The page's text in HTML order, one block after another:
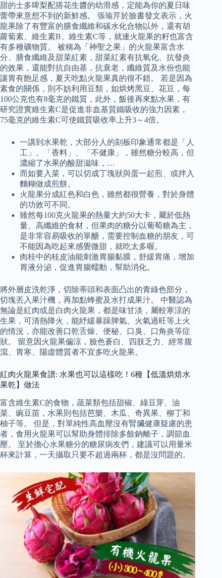
甜的士多啤梨配搭花生醬的幼滑感，定能為你的夏日味
蕾帶來意想不到的新鮮感。 張瑜芹於臉書發文表示，火
龍果除了有豐富的膳食纖維和碳水化合物以外，還有胡
蘿蔔素、維生素B、維生素C等，就連火龍果的籽也富含
有多種礦物質。 被稱為「神聖之果」的火龍果富含水
分、膳食纖維及甜菜紅素，甜菜紅素有抗氧化、抗發炎
的效果，還能對抗自由基，抗衰老，纖維質及水份也能
讓胃有飽足感，夏天吃點火龍果真的很不錯。 若是因為
素食的關係，則不妨利用豆類，如烘烤黑豆、花豆，每
100公克也有8毫克的鐵質，此外，飯後再來點水果，有
研究證實維生素C是促進非血基質鐵吸收的強力因素，
75毫克的維生素C可使鐵質吸收率上升3～4倍。
一講到水果乾，大部分人的刻板印象通常都是「人
工」、「香料」、「不健康」，雖然糖分較高，但
濃縮了水果的酸甜滋味，…
而如要入菜，可以切成丁塊狀與蛋一起煎、或拌入
麵糊做成煎餅。
火龍果分成紅色和白色，雖然都很營養，對於身體
的功效可不同。
雖然每100克火龍果的熱量大約50大卡，屬於低熱
量、高纖維的食材，但果肉的糖分以葡萄糖為主，
是非常容易吸收的單醣，需要控制血糖的朋友，可
不能因為吃起來感覺微甜，就吃太多喔。
肉桂中的桂皮油能刺激胃腸黏膜，舒緩胃痛，增加
胃液分泌，促進胃腸蠕動，幫助消化。
將外層皮洗乾淨，切除蒂頭和表面凸出的青綠色部分，
切塊丟入果汁機，再加點蜂蜜及水打成果汁。 中醫認為
無論是紅肉或是白肉火龍果，都是味甘淡，屬較寒涼的
生果，可清熱降火，能紓緩暴躁脾氣、火氣過旺等上火
的情況，亦能改善口乾舌燥、便秘、口臭、口角炎等症
狀。 留意因火龍果偏涼，臉色蒼白、四肢乏力、經常腹
瀉、胃寒、陽虛體質者不宜多吃火龍果。
紅肉火龍果食譜: 水果也可以這樣吃！6種【低溫烘焙水
果乾】做法
富含維生素C的食物，蔬菜類包括甜椒、綠豆芽、油
菜、豌豆苗，水果則包括芭樂、木瓜、奇異果、柳丁和
柚子等。 但是，對單純性高血壓沒有腎臟健康疑慮的患
者，食用火龍果可以幫助身體排除多餘鈉離子，調節血
壓。 至於擔心水果糖分的糖尿病友們，建議可以用量米
杯來計算，一天攝取只要不超過兩杯，都是沒問題的。